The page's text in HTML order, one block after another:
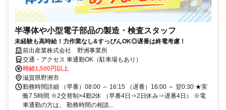
半導体や小型電子部品の製造・検査スタッフ
未経験も高時給！力作業なし&すっぴんOK◎遅番は終電考慮！
前出産業株式会社 野洲事業所
交通・アクセス 車通勤OK（駐車場もあり）
時給1,500円以上
滋賀県野洲市
勤務時間詳細 （早番）08:00 ～ 16:15 （遅番）16:00 ～ 翌0:30 ★実
働7.5時間 ※2交替制×4勤2休 （早番4日⇒2日休み⇒遅番4日） ※電
車通勤の方は、 勤務時間の相談...